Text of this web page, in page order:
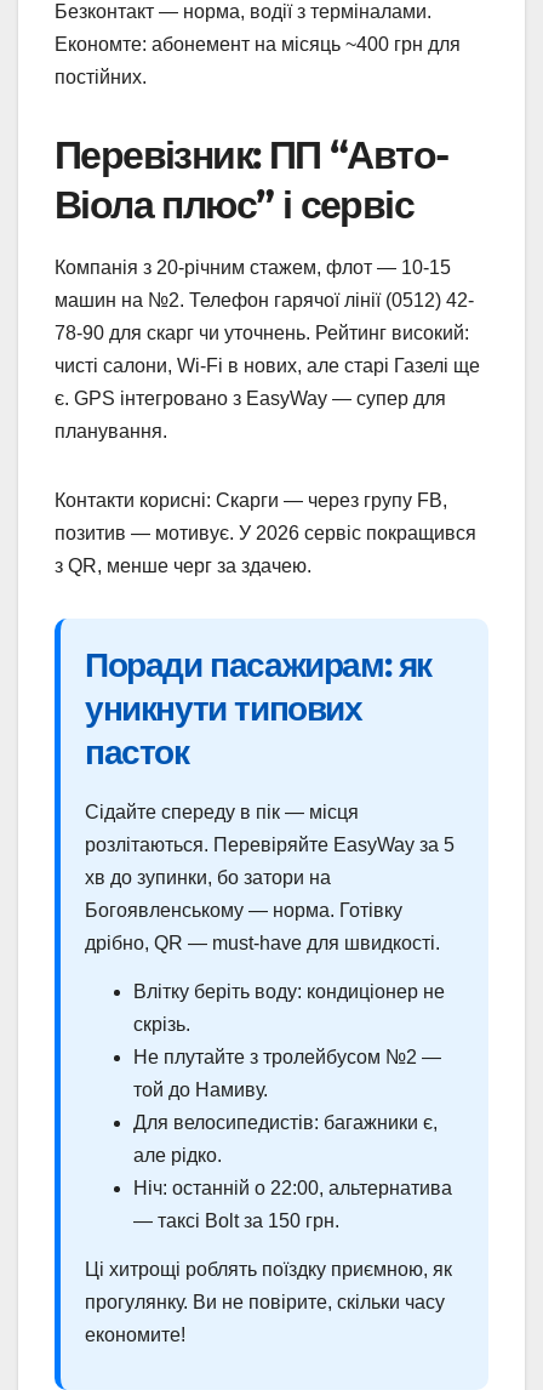
Безконтакт — норма, водії з терміналами.
Економте: абонемент на місяць ~400 грн для
постійних.
Перевізник: ПП “Авто-
Віола плюс” і сервіс
Компанія з 20-річним стажем, флот — 10-15
машин на №2. Телефон гарячої лінії (0512) 42-
78-90 для скарг чи уточнень. Рейтинг високий:
чисті салони, Wi-Fi в нових, але старі Газелі ще
є. GPS інтегровано з EasyWay — супер для
планування.
Контакти корисні: Скарги — через групу FB,
позитив — мотивує. У 2026 сервіс покращився
з QR, менше черг за здачею.
Поради пасажирам: як
уникнути типових
пасток
Сідайте спереду в пік — місця
розлітаються. Перевіряйте EasyWay за 5
хв до зупинки, бо затори на
Богоявленському — норма. Готівку
дрібно, QR — must-have для швидкості.
Влітку беріть воду: кондиціонер не
скрізь.
Не плутайте з тролейбусом №2 —
той до Намиву.
Для велосипедистів: багажники є,
але рідко.
Ніч: останній о 22:00, альтернатива
— таксі Bolt за 150 грн.
Ці хитрощі роблять поїздку приємною, як
прогулянку. Ви не повірите, скільки часу
економите!